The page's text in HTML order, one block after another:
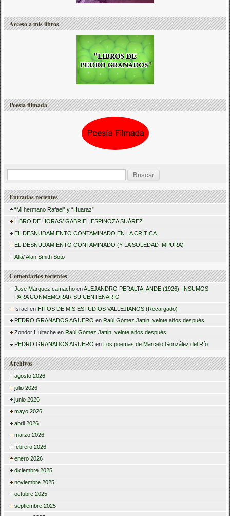
Acceso a mis libros
Poesía filmada
s
r
Entradas recientes
“Mi hermano Rafael” y “Huaraz”
LIBRO DE HORAS/ GABRIEL ESPINOZA SUÁREZ
EL DESNUDAMIENTO CONTAMINADO EN LA CRÍTICA
EL DESNUDAMIENTO CONTAMINADO (Y LA SOLEDAD IMPURA)
Allá/ Alan Smith Soto
Comentarios recientes
Jose Márquez camacho enALEJANDRO PERALTA, ANDE (1926). INSUMOS
PARA CONMEMORAR SU CENTENARIO
Israel en HITOS DE MIS ESTUDIOS VALLEJIANOS (Recargado)
PEDRO GRANADOS AGUERO en Raúl Gómez Jattin, veinte años después
Zondor Huitache en Raúl Gómez Jattin, veinte años después
PEDRO GRANADOS AGUERO en Los poemas de Marcelo González del Río
Archivos
agosto 2026
julio 2026
junio 2026
mayo 2026
abril 2026
marzo 2026
febrero 2026
enero 2026
diciembre 2025
noviembre 2025
octubre 2025
septiembre 2025